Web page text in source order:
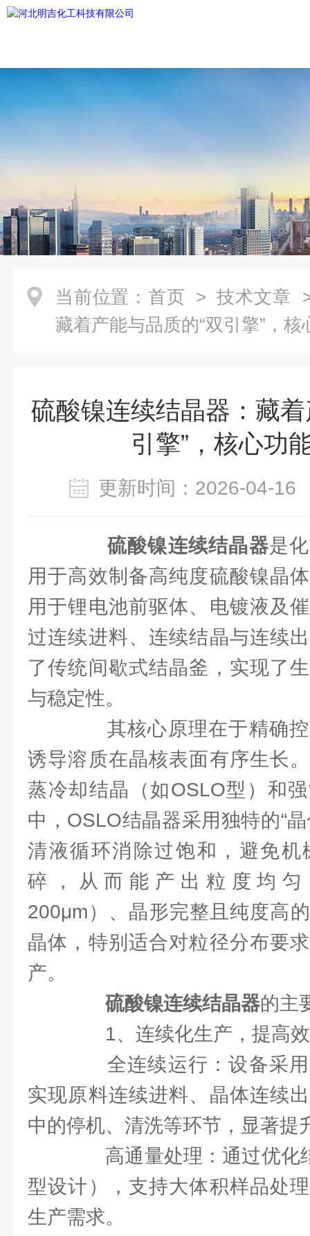
当前位置： 首页 > 技术文章
藏着产能与品质的“双引擎”，
硫酸镍连续结晶器：藏
引擎”，核心功
更新时间：2026-04-
硫酸镍连续结晶器是
用于高效制备高纯度硫酸镍晶
用于锂电池前驱体、电镀液及
过连续进料、连续结晶与连续
了传统间歇式结晶釜，实现了
与稳定性。
其核心原理在于精确控
诱导溶质在晶核表面有序生长
蒸冷却结晶（如OSLO型）和
中，OSLO结晶器采用独特的“
清液循环消除过饱和，避免机
碎，从而能产出粒度均匀
200μm）、晶形完整且纯度高
晶体，特别适合对粒径分布要
产。
硫酸镍连续结晶器的主
1、连续化生产，提高
全连续运行：设备采用
实现原料连续进料、晶体连续
中的停机、清洗等环节，显著提
高通量处理：通过优化
型设计），支持大体积样品处
生产需求。